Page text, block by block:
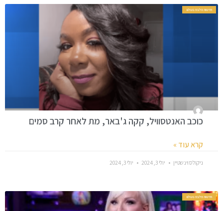
חדשות סלבס בעולם
כוכב האנטסוויל, קקה ג'באר, מת לאחר קרב סמים
קרא עוד »
ניקולס וינשטיין יולי 3, 2024 יולי 3, 2024
חדשות סלבס בעולם